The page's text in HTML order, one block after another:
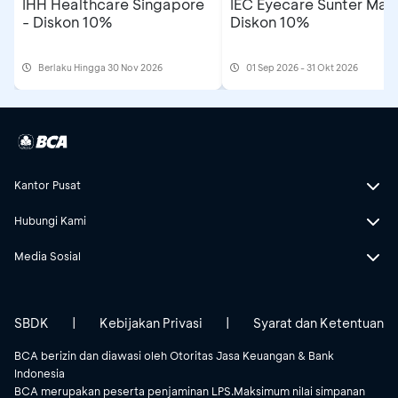
sepenuhnya atas segala kewajiban
perpajakan sehubungan dengan
peraturan perpajakan yang berlaku. BCA
tidak bertanggung jawab atas
kewajiban perpajakan Nasabah tersebut
Lokasi:
Cek lokasi
IHH Healthcare Singapore
- Diskon 10%
Berlaku Hingga 30 Nov 2026
IEC Eyecare Sunter
Diskon 10%
01 Sep 2026 - 31 Okt 2026
Kantor Pusat
Hubungi Kami
Media Sosial
BCA berizin dan diawasi oleh Otoritas Jasa Keuangan & Bank
Indonesia
BCA merupakan peserta penjaminan LPS.Maksimum nilai simpanan
SBDK Kebijakan Privasi Syarat dan Ketentuan